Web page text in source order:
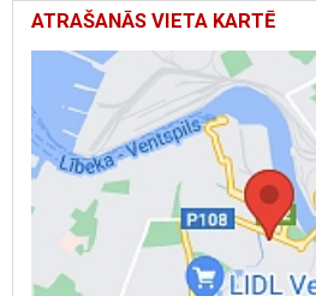
ATRAŠANĀS VIETA KARTĒ